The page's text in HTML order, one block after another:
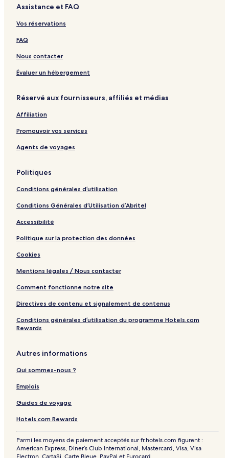
h
u
s
e
e
o
o
t
e
l
y
s
a
l
H
o
l
s
o
n
L
u
x
r
e
r
e
a
t
r
M
e
r
c
d
o
h
a
o
Assistance et FAQ
Vos réservations
FAQ
Nous contacter
Évaluer un hébergement
Réservé aux fournisseurs, affiliés et médias
Affiliation
Promouvoir vos services
Agents de voyages
Politiques
Conditions générales d’utilisation
Conditions Générales d’Utilisation d’Abritel
Accessibilité
Politique sur la protection des données
Cookies
Mentions légales / Nous contacter
Comment fonctionne notre site
Directives de contenu et signalement de contenus
Conditions générales d’utilisation du programme Hotels.com
Rewards
Autres informations
Qui sommes-nous ?
Emplois
Guides de voyage
Hotels.com Rewards
Parmi les moyens de paiement acceptés sur fr.hotels.com figurent :
American Express, Diner’s Club International, Mastercard, Visa, Visa